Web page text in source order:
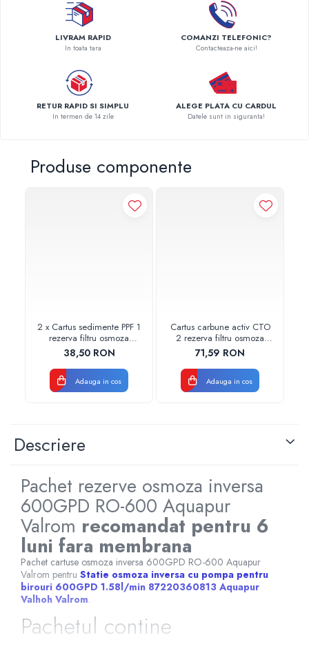
Grupuri de pompare panouri solare
Pompe de caldura
Centrale peleti lemn
LIVRAM RAPID
In toata tara
COMANZI TELEFONIC?
Contacteaza-ne aici!
RETUR RAPID SI SIMPLU
In termen de 14 zile
ALEGE PLATA CU CARDUL
Datele sunt in siguranta!
Produse componente
2 x Cartus sedimente PPF 1
rezerva filtru osmoza
inversa 600GPD
87220370601 RO-600
Aquapur Valhoh Valrom
38,50 RON
Adauga in cos
Cartus carbune activ CTO
2 rezerva filtru osmoza
inversa 600GPD
87220370602 RO-600
Aquapur Valhoh Valrom
71,59 RON
Adauga in cos
Descriere
Pachet rezerve osmoza inversa
600GPD RO-600 Aquapur
Valrom recomandat pentru 6
luni fara membrana
Pachet cartuse osmoza inversa 600GPD RO-600 Aquapur
Valrom pentru Statie osmoza inversa cu pompa pentru
birouri 600GPD 1.58l/min 87220360813 Aquapur
Valhoh Valrom.
Pachetul contine